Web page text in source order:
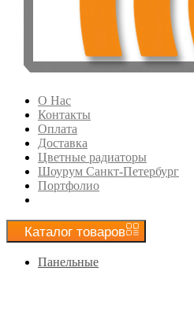
О Нас
Контакты
Оплата
Доставка
Цветные радиаторы
Шоурум Санкт-Петербург
Портфолио
Каталог товаров
Панельные